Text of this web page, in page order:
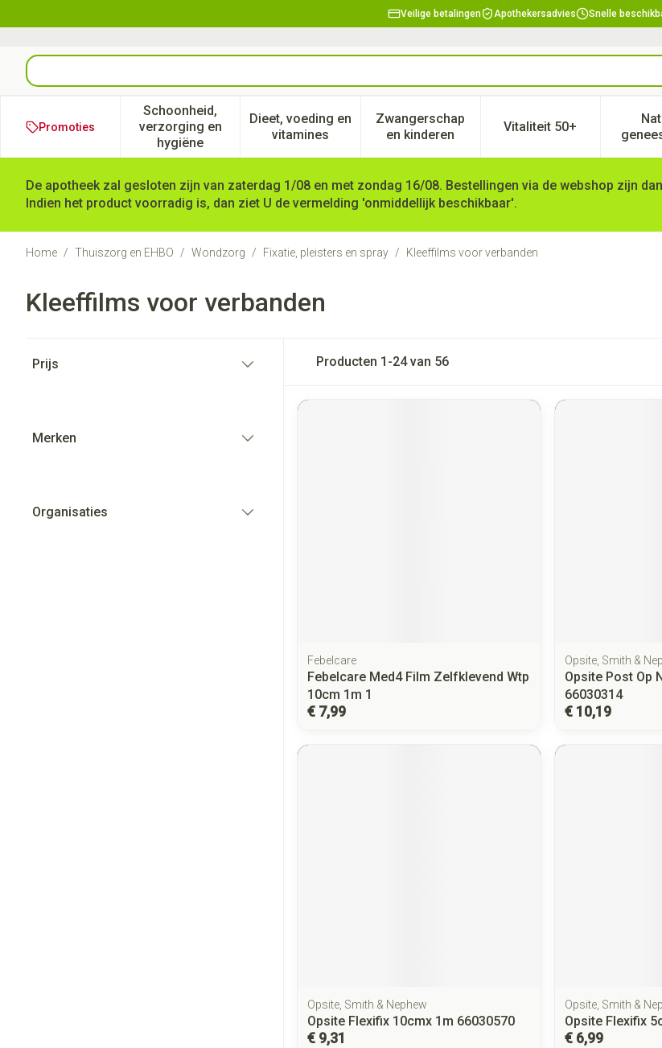
Veilige betalingen Apothekersadvies Snelle
Product, merk, categorie...
Promoties
Schoonheid,
verzorging en
hygiëne
Toon submenu voor Schoonheid, verzorging en hygiëne categorie
Dieet, voeding en
vitaminesToon submenu voor Dieet, voeding en vitamines categorie
Zwangerschap
en kinderenToon submenu voor Zwangerschap en
Vitaliteit 50+Toon submenu
De apotheek zal gesloten zijn van zaterdag 1/08 en met zondag 16/08. Bestellingen via de webshop zijn
Indien het product voorradig is, dan ziet U de vermelding 'onmiddellijk beschikbaar'.
Home / Thuiszorg en EHBO / Wondzorg / Fixatie, pleisters en spray / Kleeffilms voor verbanden
Kleeffilms voor verbanden
Prijs
Merken
Organisaties
Producten 1 -24van 56
Febelcare
Febelcare Med4 Film Zelfklevend Wtp
10cm 1m 1
€ 7,99
Opsite, Smith &
Opsite Post Op
66030314
€ 10,19
Opsite, Smith & Nephew
Opsite Flexifix 10cmx 1m 66030570
€ 9,31
Opsite, Smith &
Opsite Flexifix
€ 6,99